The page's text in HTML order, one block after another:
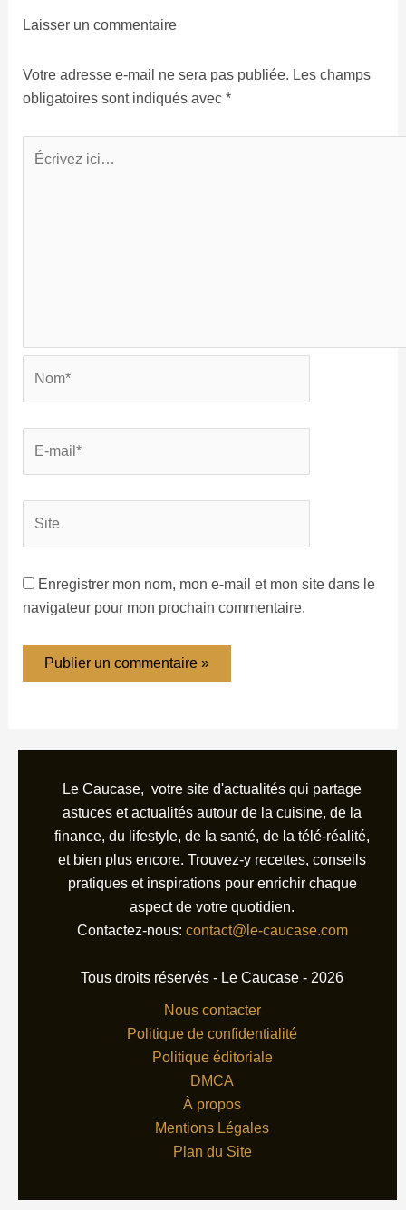
Laisser un commentaire
Votre adresse e-mail ne sera pas publiée. Les champs
obligatoires sont indiqués avec *
Enregistrer mon nom, mon e-mail et mon site dans le
navigateur pour mon prochain commentaire.
Le Caucase, votre site d'actualités qui partage
astuces et actualités autour de la cuisine, de la
finance, du lifestyle, de la santé, de la télé-réalité,
et bien plus encore. Trouvez-y recettes, conseils
pratiques et inspirations pour enrichir chaque
aspect de votre quotidien.
Contactez-nous: contact@le-caucase.com
Tous droits réservés - Le Caucase - 2026
Nous contacter
Politique de confidentialité
Politique éditoriale
DMCA
À propos
Mentions Légales
Plan du Site